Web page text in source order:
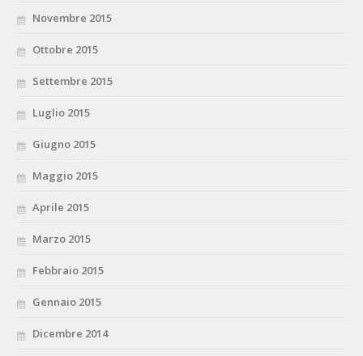
Novembre 2015
Ottobre 2015
Settembre 2015
Luglio 2015
Giugno 2015
Maggio 2015
Aprile 2015
Marzo 2015
Febbraio 2015
Gennaio 2015
Dicembre 2014